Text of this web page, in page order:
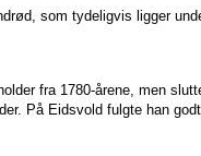
som tydeligvis ligger
fra 1780-årene, men
På Eidsvold fulgte han